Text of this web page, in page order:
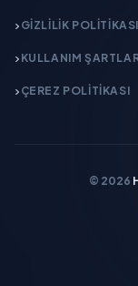
GIZLILIK POLITIKASI
KULLANIM
ÇEREZ POLITIKASI
© 2026